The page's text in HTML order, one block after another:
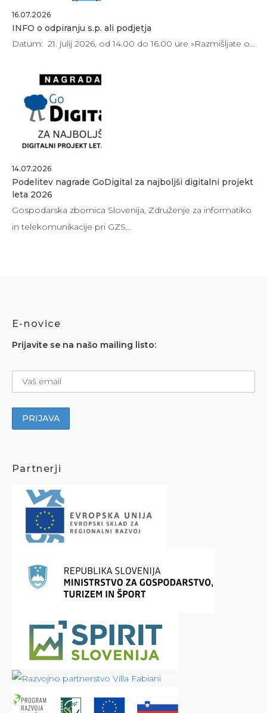
16.07.2026
INFO o odpiranju s.p. ali podjetja
Datum: 21. julij 2026, od 14.00 do 16.00 ure »Razmišljate o…
14.07.2026
Podelitev nagrade GoDigital za najboljši digitalni projekt
leta 2026
Gospodarska zbornica Slovenija, Združenje za informatiko
in telekomunikacije pri GZS…
E-novice
Prijavite se na našo mailing listo:
Partnerji